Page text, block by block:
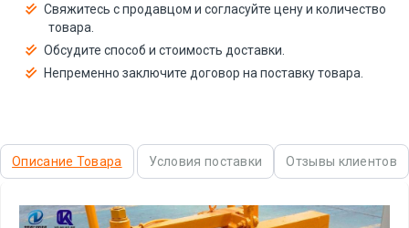
Свяжитесь с продавцом и согласуйте цену и количество
товара.
Обсудите способ и стоимость доставки.
Непременно заключите договор на поставку товара.
Описание Товара Условия поставки Отзывы клиентов